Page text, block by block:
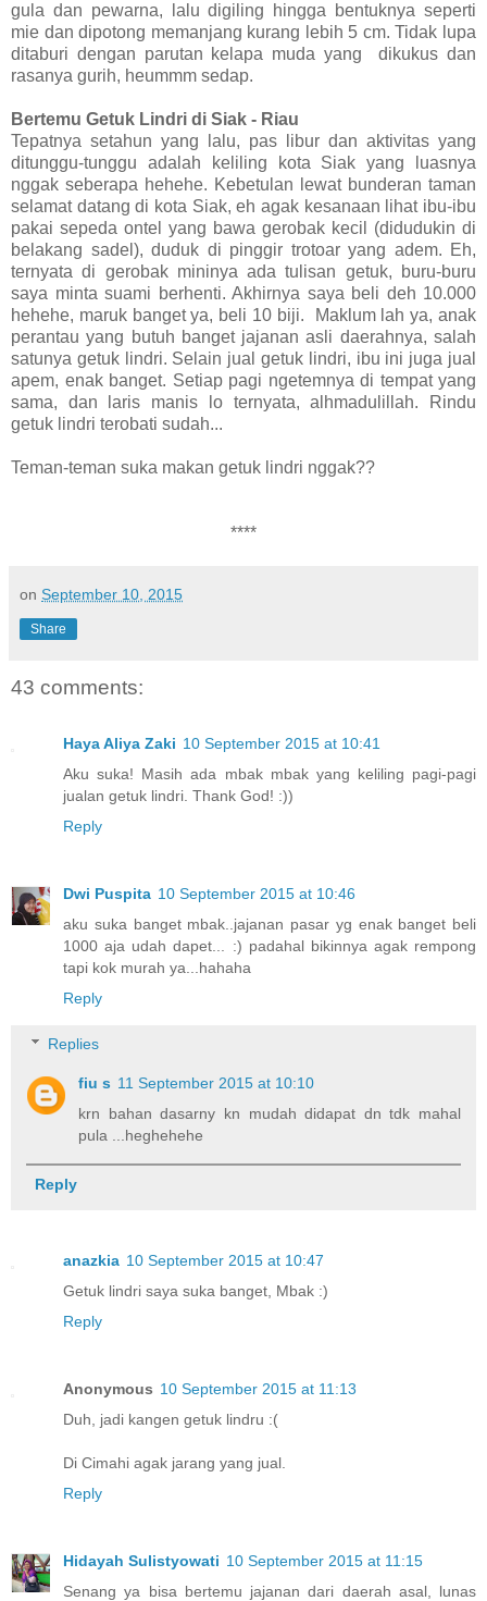
gula dan pewarna, lalu digiling hingga bentuknya seperti
mie dan dipotong memanjang kurang lebih 5 cm. Tidak lupa
ditaburi dengan parutan kelapa muda yang dikukus dan
rasanya gurih, heummm sedap.
Bertemu Getuk Lindri di Siak - Riau
Tepatnya setahun yang lalu, pas libur dan aktivitas yang
ditunggu-tunggu adalah keliling kota Siak yang luasnya
nggak seberapa hehehe. Kebetulan lewat bunderan taman
selamat datang di kota Siak, eh agak kesanaan lihat ibu-ibu
pakai sepeda ontel yang bawa gerobak kecil (didudukin di
belakang sadel), duduk di pinggir trotoar yang adem. Eh,
ternyata di gerobak mininya ada tulisan getuk, buru-buru
saya minta suami berhenti. Akhirnya saya beli deh 10.000
hehehe, maruk banget ya, beli 10 biji. Maklum lah ya, anak
perantau yang butuh banget jajanan asli daerahnya, salah
satunya getuk lindri. Selain jual getuk lindri, ibu ini juga jual
apem, enak banget. Setiap pagi ngetemnya di tempat yang
sama, dan laris manis lo ternyata, alhmadulillah. Rindu
getuk lindri terobati sudah...
Teman-teman suka makan getuk lindri nggak??
****
on September 10, 2015
Share
43 comments:
Haya Aliya Zaki 10 September 2015 at 10:41
Aku suka! Masih ada mbak mbak yang keliling pagi-pagi
jualan getuk lindri. Thank God! :))
Reply
Dwi Puspita 10 September 2015 at 10:46
aku suka banget mbak..jajanan pasar yg enak banget beli
1000 aja udah dapet... :) padahal bikinnya agak rempong
tapi kok murah ya...hahaha
Reply
Replies
fiu s 11 September 2015 at 10:10
krn bahan dasarny kn mudah didapat dn tdk mahal
pula ...heghehehe
Reply
anazkia 10 September 2015 at 10:47
Getuk lindri saya suka banget, Mbak :)
Reply
Anonymous 10 September 2015 at 11:13
Duh, jadi kangen getuk lindru :(
Di Cimahi agak jarang yang jual.
Reply
Hidayah Sulistyowati 10 September 2015 at 11:15
Senang ya bisa bertemu jajanan dari daerah asal, lunas